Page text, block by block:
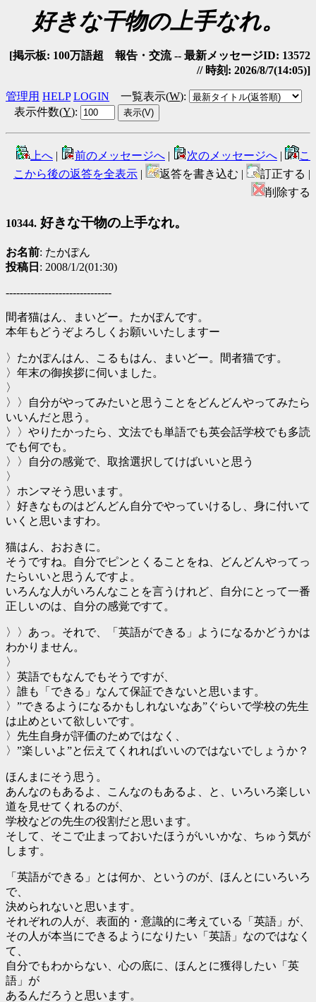
好きな干物の上手なれ。
[掲示板: 100万語超 報告・交流 -- 最新メッセージID: 13572
// 時刻: 2026/8/7(14:05)]
管理用 HELP LOGIN 一覧表示(W):
表示件数(Y):
上へ | 前のメッセージへ | 次のメッセージへ |
こ
こから後の返答を全表示 | 返答を書き込む |
訂正する |
削除する
10344. 好きな干物の上手なれ。
お名前: たかぽん
投稿日 : 2008/1/2(01:30)
------------------------------
間者猫はん、まいどー。たかぽんです。
本年もどうぞよろしくお願いいたしますー
〉たかぽんはん、こるもはん、まいどー。間者猫です。
〉年末の御挨拶に伺いました。
〉
〉〉自分がやってみたいと思うことをどんどんやってみたら
いいんだと思う。
〉〉やりたかったら、文法でも単語でも英会話学校でも多読
でも何でも。
〉〉自分の感覚で、取捨選択してけばいいと思う
〉
〉ホンマそう思います。
〉好きなものはどんどん自分でやっていけるし、身に付いて
いくと思いますわ。
猫はん、おおきに。
そうですね。自分でピンとくることをね、どんどんやってっ
たらいいと思うんですよ。
いろんな人がいろんなことを言うけれど、自分にとって一番
正しいのは、自分の感覚ですて。
〉〉あっ。それで、「英語ができる」ようになるかどうかは
わかりません。
〉
〉英語でもなんでもそうですが、
〉誰も「できる」なんて保証できないと思います。
〉”できるようになるかもしれないなあ”ぐらいで学校の先生
は止めといて欲しいです。
〉先生自身が評価のためではなく、
〉”楽しいよ”と伝えてくれればいいのではないでしょうか？
ほんまにそう思う。
あんなのもあるよ、こんなのもあるよ、と、いろいろ楽しい
道を見せてくれるのが、
学校などの先生の役割だと思います。
そして、そこで止まっておいたほうがいいかな、ちゅう気が
します。
「英語ができる」とは何か、というのが、ほんとにいろいろ
で、
決められないと思います。
それぞれの人が、表面的・意識的に考えている「英語」が、
その人が本当にできるようになりたい「英語」なのではなく
て、
自分でもわからない、心の底に、ほんとに獲得したい「英
語」が
あるんだろうと思います。